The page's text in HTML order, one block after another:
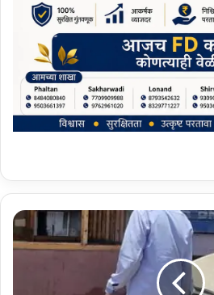
सा
ता
ऱ्या